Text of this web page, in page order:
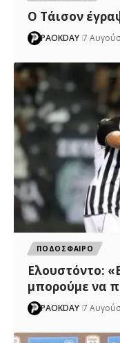
Ο Τάισον
PAOKDAY 7
ΠΟΔΟΣΦΑΙΡΟ
Ελουστόντο:
μπορούμε να
PAOKDAY 7